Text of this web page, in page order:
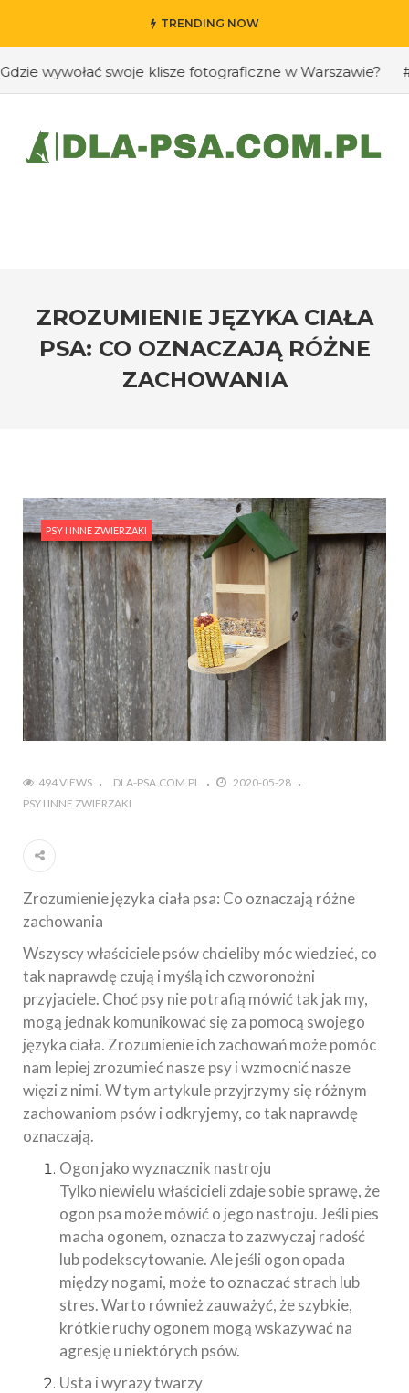
TRENDING NOW
wywołać swoje klisze fotograficzne w Warszawie?
ZROZUMIENIE JĘZYKA CIAŁA
PSA: CO OZNACZAJĄ RÓŻNE
ZACHOWANIA
PSY I INNE ZWIERZAKI
494 VIEWS DLA-PSA.COM.PL
2020-05-28
PSY I INNE ZWIERZAKI
Zrozumienie języka ciała psa: Co oznaczają różne
zachowania
Wszyscy właściciele psów chcieliby móc wiedzieć, co
tak naprawdę czują i myślą ich czworonożni
przyjaciele. Choć psy nie potrafią mówić tak jak my,
mogą jednak komunikować się za pomocą swojego
języka ciała. Zrozumienie ich zachowań może pomóc
nam lepiej zrozumieć nasze psy i wzmocnić nasze
więzi z nimi. W tym artykule przyjrzymy się różnym
zachowaniom psów i odkryjemy, co tak naprawdę
oznaczają.
Ogon jako wyznacznik nastroju
Tylko niewielu właścicieli zdaje sobie sprawę, że
ogon psa może mówić o jego nastroju. Jeśli pies
macha ogonem, oznacza to zazwyczaj radość
lub podekscytowanie. Ale jeśli ogon opada
między nogami, może to oznaczać strach lub
stres. Warto również zauważyć, że szybkie,
krótkie ruchy ogonem mogą wskazywać na
agresję u niektórych psów.
Usta i wyrazy twarzy